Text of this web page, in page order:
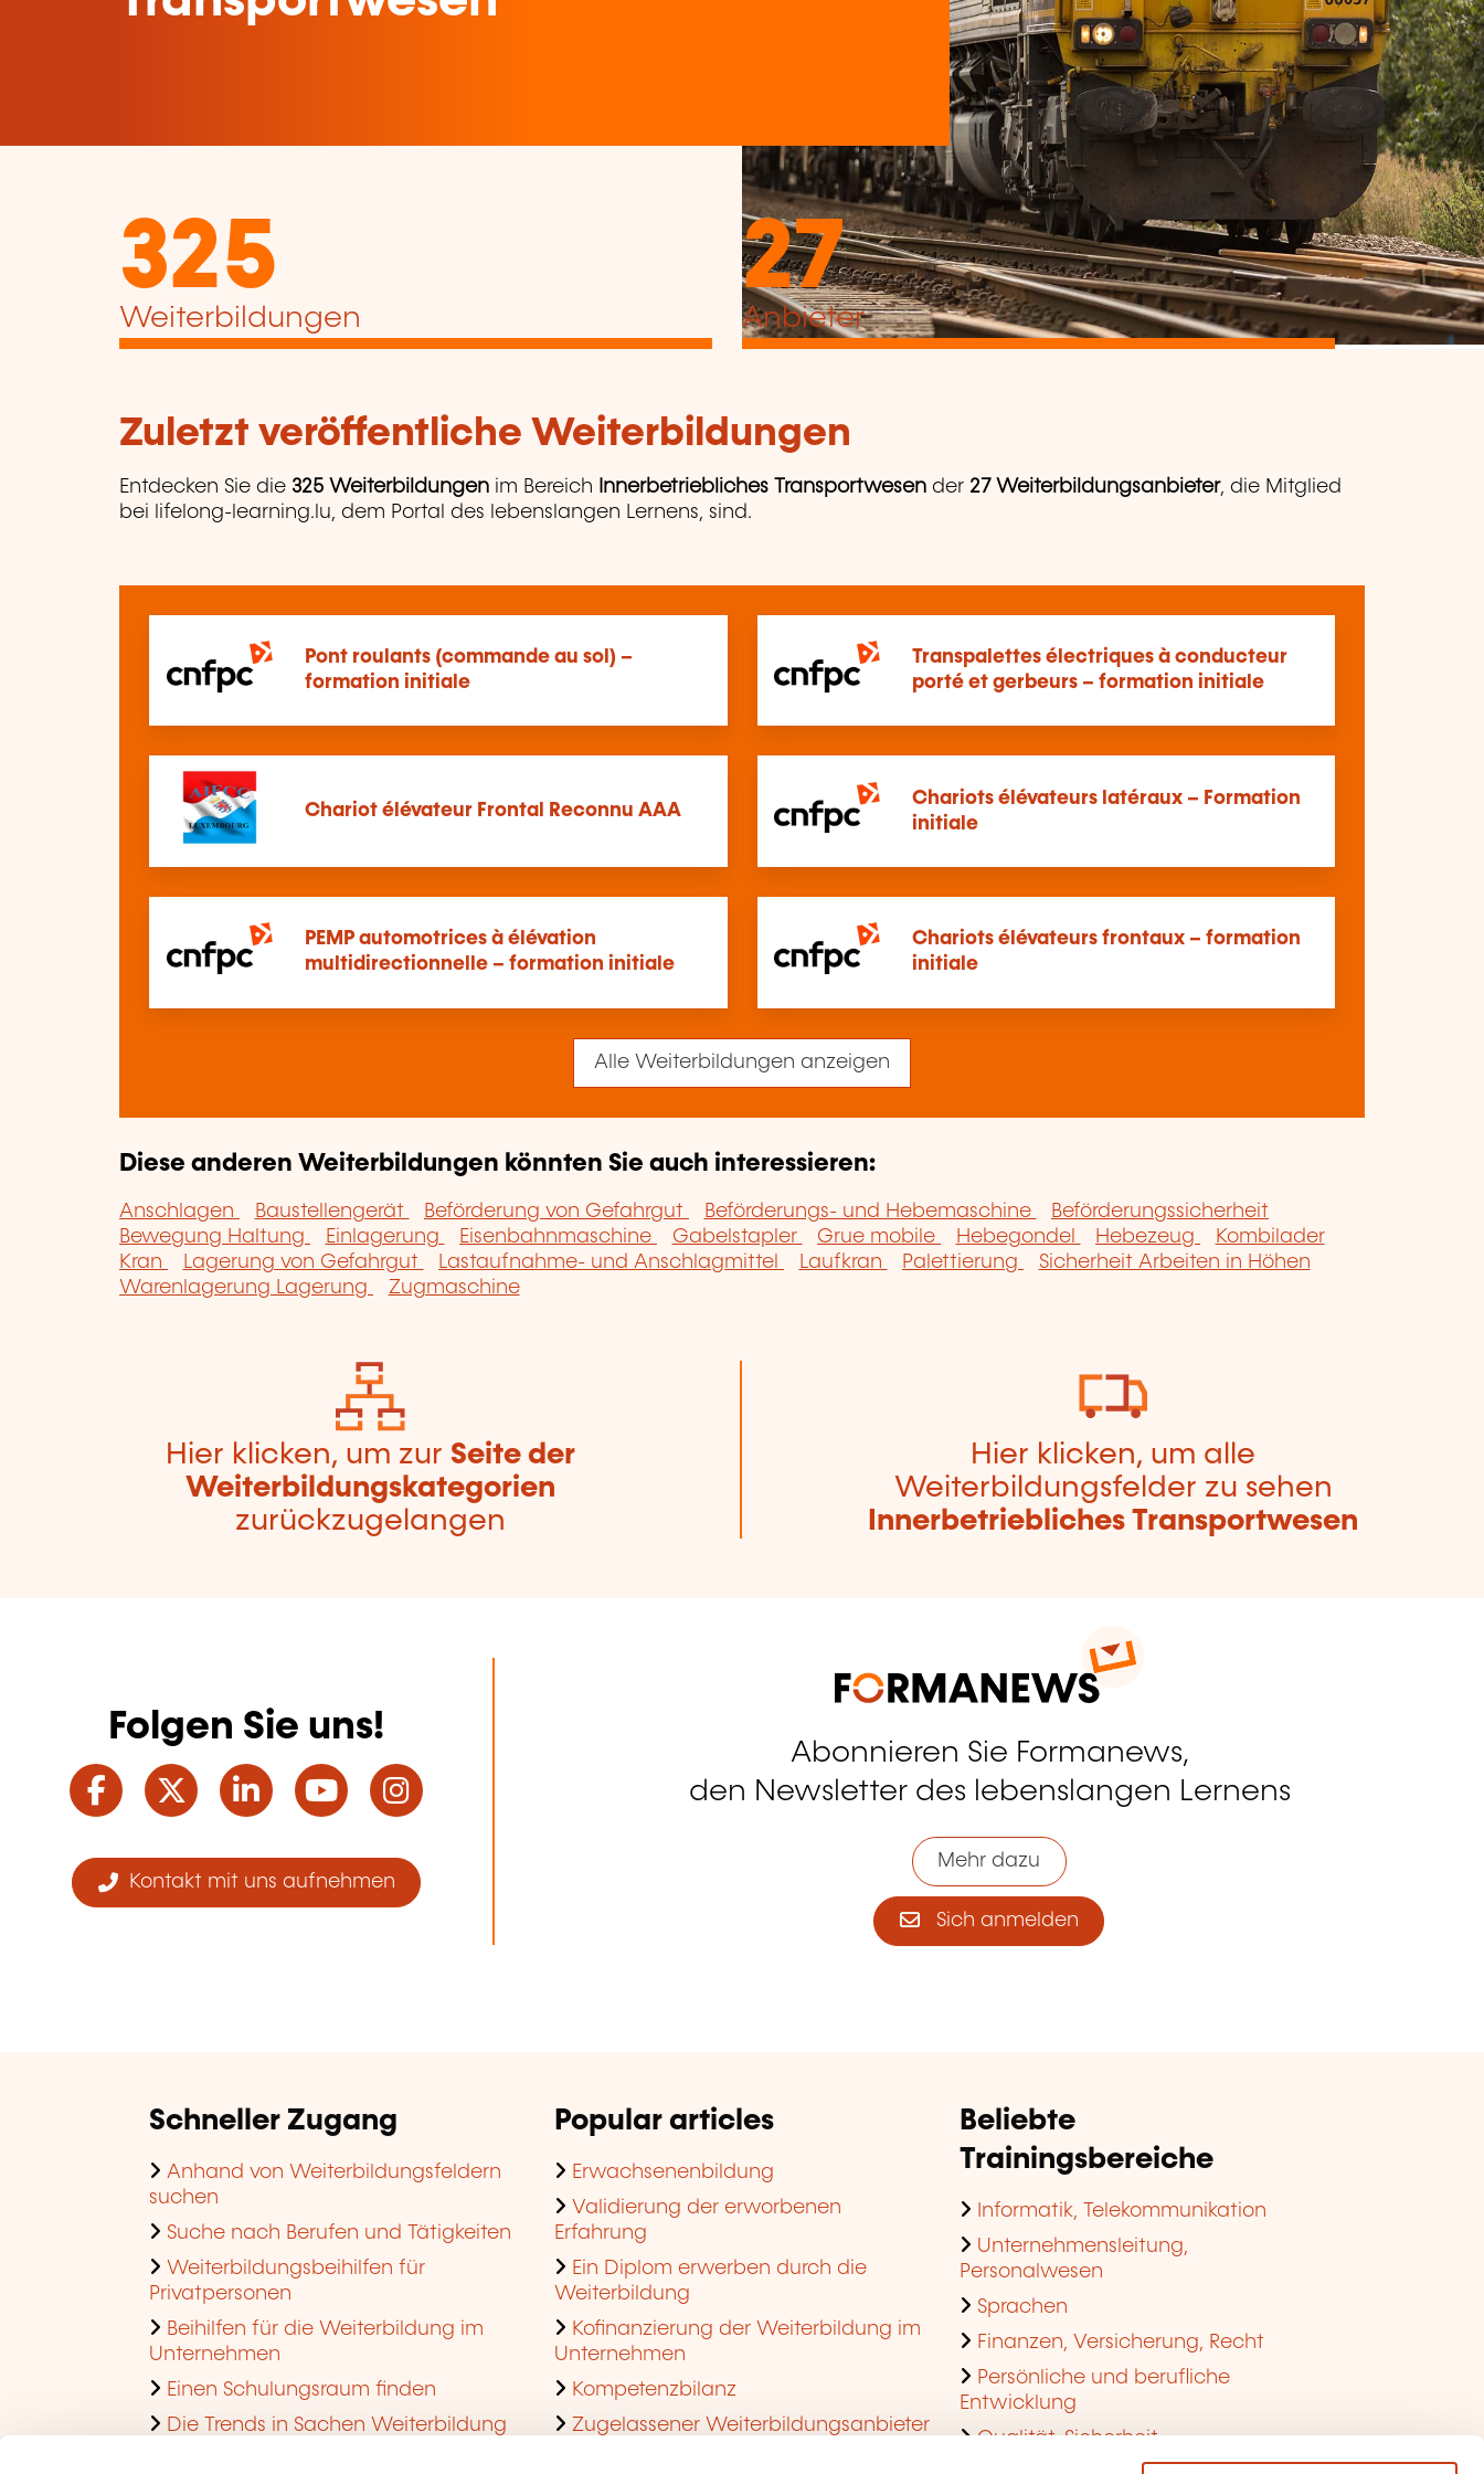
325
Weiterbildungen
27
Anbieter
Zuletzt veröffentliche Weiterbildungen
Entdecken Sie die 325 Weiterbildungen im Bereich Innerbetriebliches Transportwesen der 27 Weiterbildungsanbieter, die Mitglied
bei lifelong-learning.lu, dem Portal des lebenslangen Lernens, sind.
Pont roulants (commande au sol) –
formation initiale
Transpalettes électriques à conducteur
porté et gerbeurs – formation initiale
Chariot élévateur Frontal Reconnu AAA
Chariots élévateurs latéraux – Formation
initiale
PEMP automotrices à élévation
multidirectionnelle – formation initiale
Chariots élévateurs frontaux – formation
initiale
Alle Weiterbildungen anzeigen
Diese anderen Weiterbildungen könnten Sie auch interessieren:
Anschlagen Baustellengerät Beförderung von Gefahrgut Beförderungs- und Hebemaschine
Beförderungssicherheit
Bewegung Haltung
Einlagerung Eisenbahnmaschine Gabelstapler Grue mobile Hebegondel Hebezeug
Kombilader
Kran
Lagerung von Gefahrgut Lastaufnahme- und Anschlagmittel Laufkran Palettierung
Sicherheit Arbeiten in Höhen
Warenlagerung Lagerung
Zugmaschine
Hier klicken, um zur Seite der
Weiterbildungskategorien
zurückzugelangen
Hier klicken, um alle
Weiterbildungsfelder zu sehen
Innerbetriebliches Transportwesen
Folgen Sie uns!
Facebook
TwitterLinkedInYouTube
Kontakt mit uns aufnehmen
Abonnieren Sie Formanews,
den Newsletter des lebenslangen Lernens
Mehr dazu
Sich anmelden
Schneller Zugang
Anhand von Weiterbildungsfeldern
suchen
Suche nach Berufen und Tätigkeiten
Weiterbildungsbeihilfen für
Privatpersonen
Beihilfen für die Weiterbildung im
Unternehmen
Einen Schulungsraum finden
Die Trends in Sachen Weiterbildung
Popular articles
Erwachsenenbildung
Validierung der erworbenen
Erfahrung
Ein Diplom erwerben durch die
Weiterbildung
Kofinanzierung der Weiterbildung im
Unternehmen
Kompetenzbilanz
Zugelassener Weiterbildungsanbieter
Beliebte
Trainingsbereiche
Informatik, Telekommunikation
Unternehmensleitung,
Personalwesen
Sprachen
Finanzen, Versicherung, Recht
Persönliche und berufliche
Entwicklung
Qualität, Sicherheit